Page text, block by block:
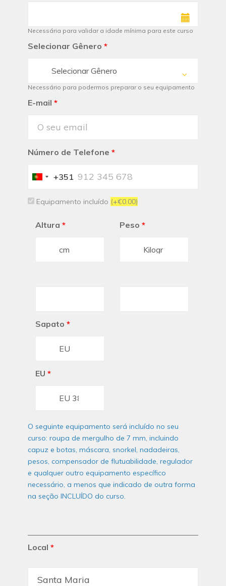
Necessária para validar a idade mínima para este curso
Selecionar Gênero *
Selecionar Gênero
Necessário para podermos preparar o seu equipamento
E-mail *
Número de Telefone *
Portugal
+351
Equipamento incluído (+€0.00)
Altura * Peso *
Sapato *
EU *
O seguinte equipamento será incluído no seu
curso: roupa de mergulho de 7 mm, incluindo
capuz e botas, máscara, snorkel, nadadeiras,
pesos, compensador de flutuabilidade, regulador
e qualquer outro equipamento específico
necessário, a menos que indicado de outra forma
na seção INCLUÍDO do curso.
Local *